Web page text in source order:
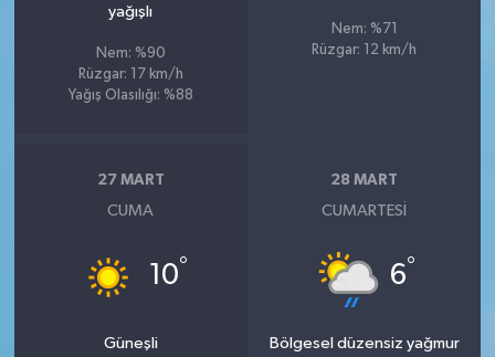
yağışlı
Nem: %90
Rüzgar: 17 km/h
Yağış Olasılığı: %88
Nem: %71
Rüzgar: 12 km/h
27 MART
CUMA
10°
Güneşli
28 MART
CUMARTESI
6°
Bölgesel düzensiz yağmur